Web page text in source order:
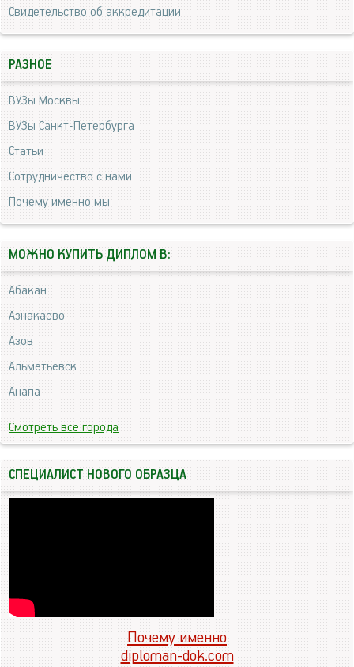
Свидетельство об аккредитации
РАЗНОЕ
ВУЗы Москвы
ВУЗы Санкт-Петербурга
Статьи
Сотрудничество с нами
Почему именно мы
МОЖНО КУПИТЬ ДИПЛОМ В:
Абакан
Азнакаево
Азов
Альметьевск
Анапа
Смотреть все города
СПЕЦИАЛИСТ НОВОГО ОБРАЗЦА
Почему именно
diploman-dok.com